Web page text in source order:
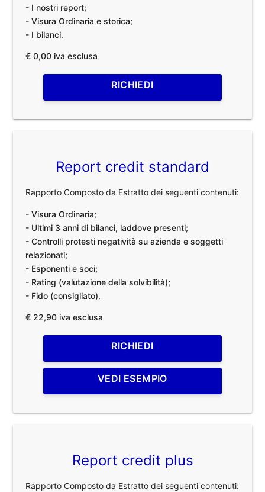
- I nostri report;
- Visura Ordinaria e storica;
- I bilanci.
€ 0,00 iva esclusa
RICHIEDI
Report credit standard
Rapporto Composto da Estratto dei seguenti contenuti:
- Visura Ordinaria;
- Ultimi 3 anni di bilanci, laddove presenti;
- Controlli protesti negatività su azienda e soggetti
relazionati;
- Esponenti e soci;
- Rating (valutazione della solvibilità);
- Fido (consigliato).
€ 22,90 iva esclusa
RICHIEDI
VEDI ESEMPIO
Report credit plus
Rapporto Composto da Estratto dei seguenti contenuti: